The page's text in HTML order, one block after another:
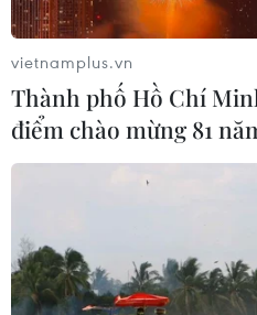
Lại thêm một vụ sập
sinh bị thương
04/10/2020 07:16
vietnamplus.vn
Thành phố Hồ Chí
điểm chào mừng 81